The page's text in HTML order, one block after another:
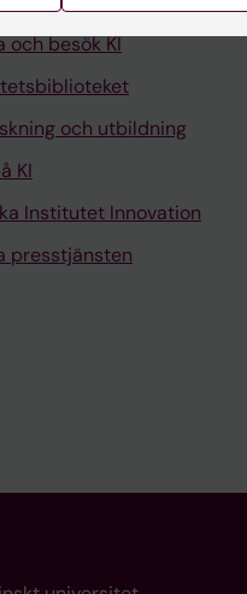
och besök KI
och utbildning
KI
Institutet Innovation
presstjänsten